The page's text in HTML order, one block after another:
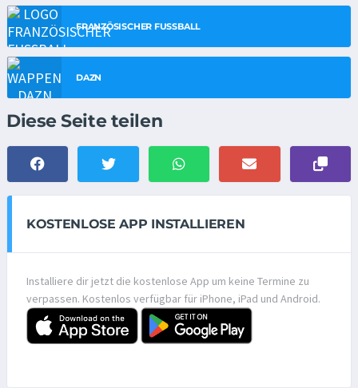
FRANZÖSISCHER FUSSBALL
DAZN
Diese Seite teilen
KOSTENLOSE APP INSTALLIEREN
Installiere dir jetzt die kostenlose App um keine Termine zu
verpassen. Kostenlos verfügbar für iPhone, iPad und Android.